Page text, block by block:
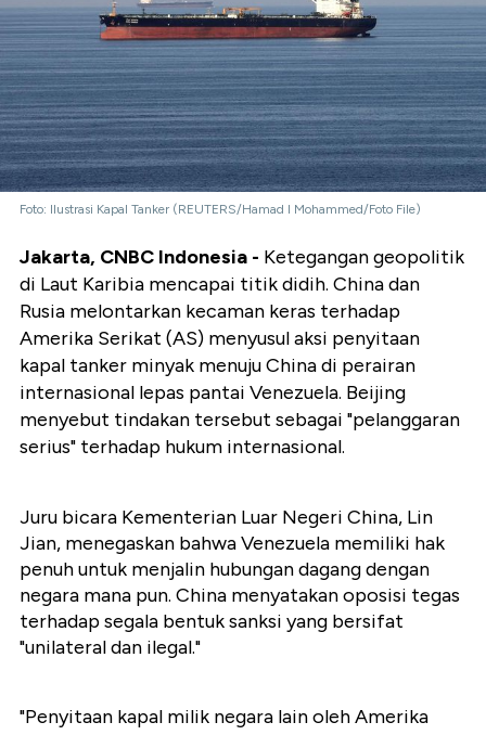
Foto: Ilustrasi Kapal Tanker (REUTERS/Hamad I Mohammed/Foto File)
Jakarta, CNBC Indonesia - Ketegangan geopolitik
di Laut Karibia mencapai titik didih. China dan
Rusia melontarkan kecaman keras terhadap
Amerika Serikat (AS) menyusul aksi penyitaan
kapal tanker minyak menuju China di perairan
internasional lepas pantai Venezuela. Beijing
menyebut tindakan tersebut sebagai "pelanggaran
serius" terhadap hukum internasional.
Juru bicara Kementerian Luar Negeri China, Lin
Jian, menegaskan bahwa Venezuela memiliki hak
penuh untuk menjalin hubungan dagang dengan
negara mana pun. China menyatakan oposisi tegas
terhadap segala bentuk sanksi yang bersifat
"unilateral dan ilegal."
"Penyitaan kapal milik negara lain oleh Amerika